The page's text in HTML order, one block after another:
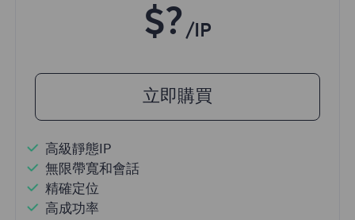
$? /IP
立即購買
高級靜態IP
無限帶寬和會話
精確定位
高成功率